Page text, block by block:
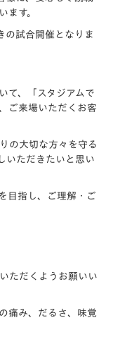
ます。
の試合開催となりま
て、「スタジアムで
ご来場いただくお客
の大切な方々を守る
いただきたいと思い
目指し、ご理解・ご
ただくようお願いい
痛み、だるさ、味覚